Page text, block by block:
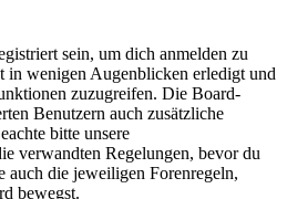
sein, um dich anmelden zu
in wenigen Augenblicken erledigt und
zuzugreifen. Die Board-
Benutzern auch zusätzliche
bitte unsere
verwandten Regelungen, bevor du
auch die jeweiligen Forenregeln,
bewegst.